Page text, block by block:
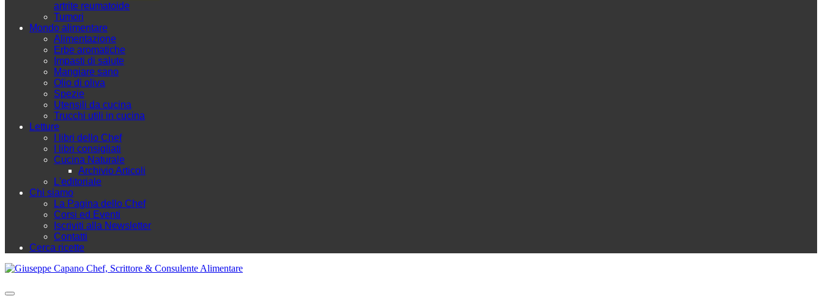
artrite reumatoide
Tumori
Mondo alimentare
Alimentazione
Erbe aromatiche
Impasti di salute
Mangiare sano
Olio di oliva
Spezie
Utensili da cucina
Trucchi utili in cucina
Letture
I libri dello Chef
I libri consigliati
Cucina Naturale
Archivio Articoli
L'editoriale
Chi siamo
La Pagina dello Chef
Corsi ed Eventi
Iscriviti alla Newsletter
Contatti
Cerca ricette